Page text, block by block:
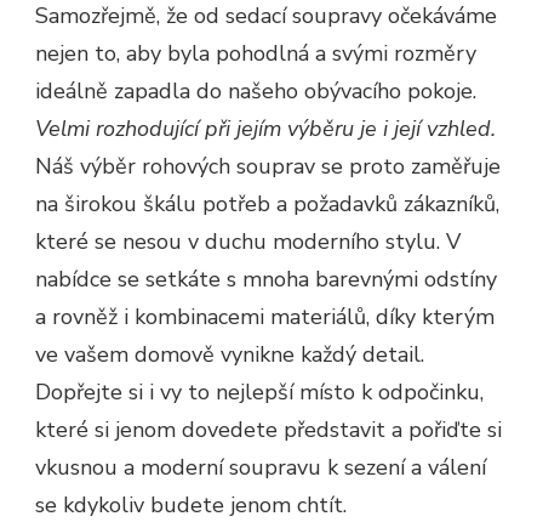
Samozřejmě, že od sedací soupravy očekáváme
nejen to, aby byla pohodlná a svými rozměry
ideálně zapadla do našeho obývacího pokoje.
Velmi rozhodující při jejím výběru je i její vzhled.
Náš výběr rohových souprav se proto zaměřuje
na širokou škálu potřeb a požadavků zákazníků,
které se nesou v duchu moderního stylu. V
nabídce se setkáte s mnoha barevnými odstíny
a rovněž i kombinacemi materiálů, díky kterým
ve vašem domově vynikne každý detail.
Dopřejte si i vy to nejlepší místo k odpočinku,
které si jenom dovedete představit a pořiďte si
vkusnou a moderní soupravu k sezení a válení
se kdykoliv budete jenom chtít.